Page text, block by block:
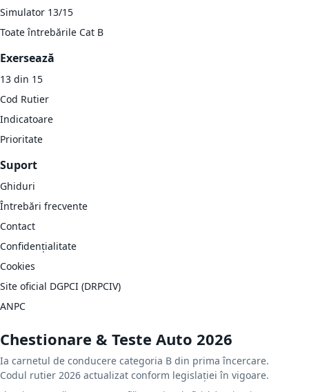
Simulator 13/15
Toate întrebările Cat B
Exersează
13 din 15
Cod Rutier
Indicatoare
Prioritate
Suport
Ghiduri
Întrebări frecvente
Contact
Confidențialitate
Cookies
Site oficial DGPCI (DRPCIV)
ANPC
Chestionare & Teste Auto 2026
Ia carnetul de conducere categoria B din prima încercare.
Codul rutier 2026 actualizat conform legislației în vigoare.